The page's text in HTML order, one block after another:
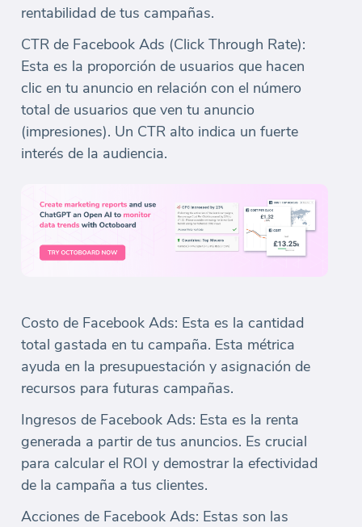
rentabilidad de tus campañas.
CTR de Facebook Ads (Click Through Rate):
Esta es la proporción de usuarios que hacen
clic en tu anuncio en relación con el número
total de usuarios que ven tu anuncio
(impresiones). Un CTR alto indica un fuerte
interés de la audiencia.
Costo de Facebook Ads: Esta es la cantidad
total gastada en tu campaña. Esta métrica
ayuda en la presupuestación y asignación de
recursos para futuras campañas.
Ingresos de Facebook Ads: Esta es la renta
generada a partir de tus anuncios. Es crucial
para calcular el ROI y demostrar la efectividad
de la campaña a tus clientes.
Acciones de Facebook Ads: Estas son las